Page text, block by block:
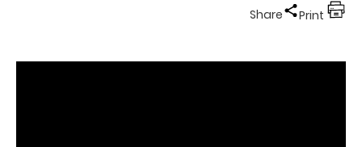
Share Print